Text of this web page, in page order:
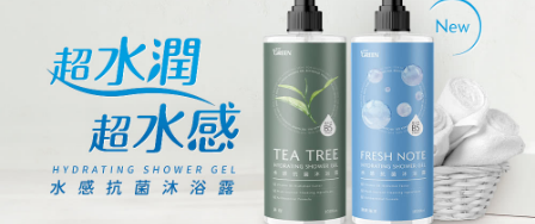
恩沛科技股份有限公司將有權停止該用戶之使用額度並採取法律行動。